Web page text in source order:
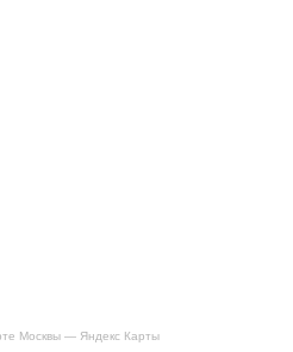
Москвы — Яндекс Карты